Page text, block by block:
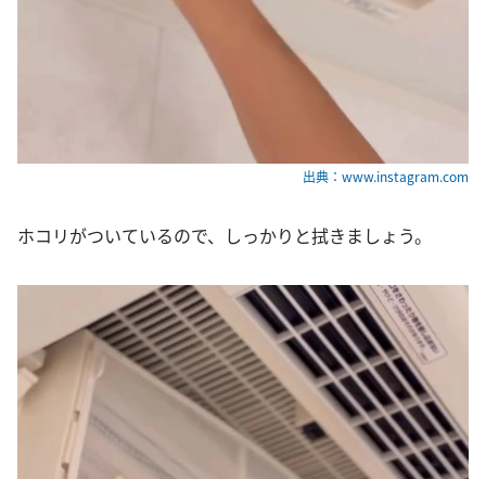
出典：www.instagram.com
ホコリがついているので、しっかりと拭きましょう。